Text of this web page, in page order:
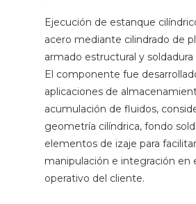
Ejecución de estanque
acero mediante cilindrado de
armado estructural y soldadura
El componente fue
aplicaciones de
acumulación de fluidos,
geometría cilíndrica, fondo
elementos de izaje para
manipulación e integración en
operativo del cliente.